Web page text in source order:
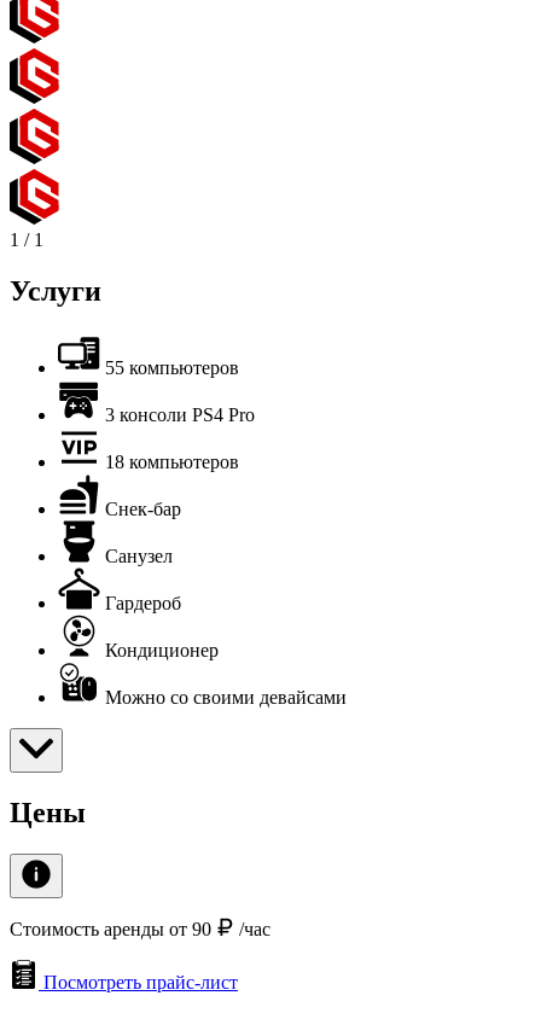
1 / 1
Услуги
55 компьютеров
3 консоли PS4 Pro
18 компьютеров
Снек-бар
Санузел
Гардероб
Кондиционер
Можно со своими девайсами
Цены
Стоимость аренды от 90 /час
Посмотреть прайс-лист